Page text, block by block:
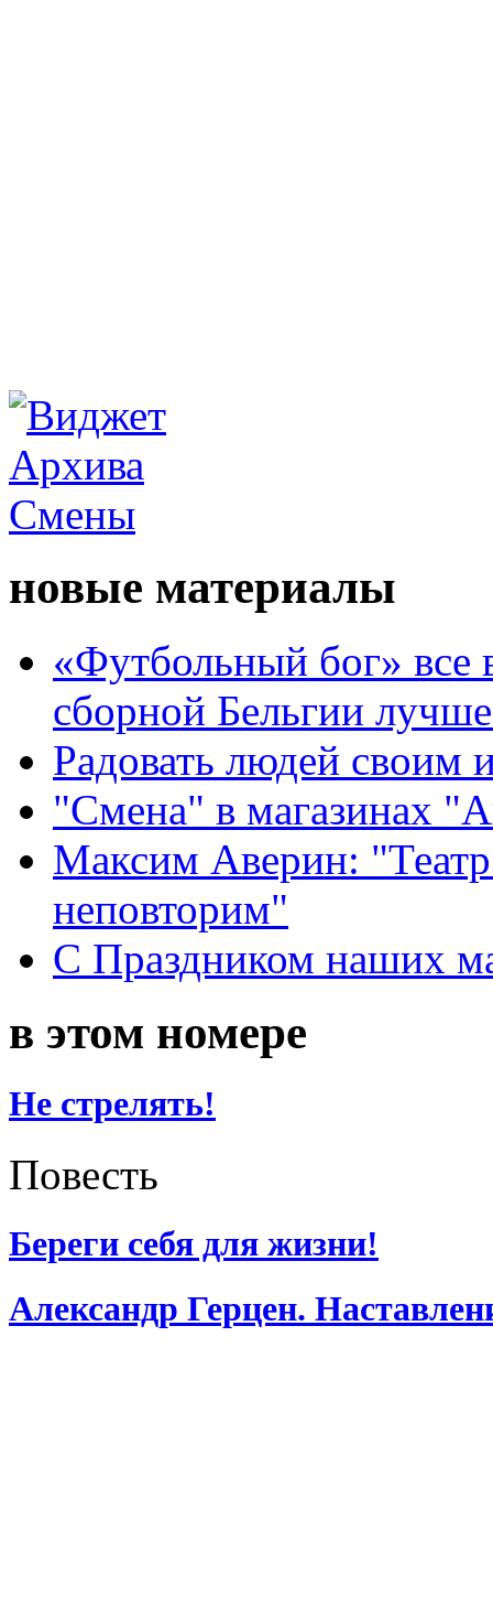
новые материалы
«Футбольный бог» все
сборной Бельгии
Радовать людей своим
"Смена" в магазинах
Максим Аверин:
неповторим"
С Праздником наших
в этом номере
Не стрелять!
Повесть
Береги себя для жизни!
Александр Герцен.